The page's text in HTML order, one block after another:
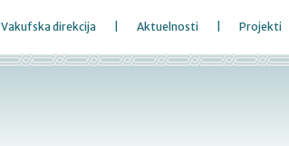
Vakufska direkcija Aktuelnosti Projekti